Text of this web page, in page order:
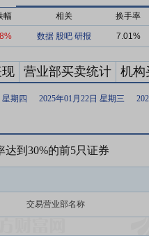
幅 相关 换手率
数据 股吧 研报 7.01%
营业部买卖统计 机构
星期四 2025年01月22日 星期三
达到30%的前5只证券
交易营业部名称